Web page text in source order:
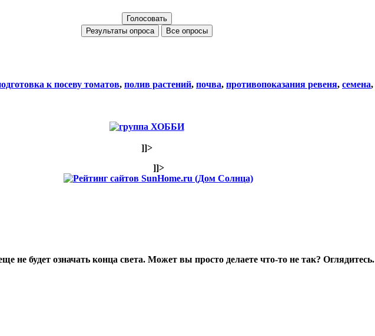
Все опросы
к посеву томатов, полив растений, почва, противопоказания ревеня, семена,
]]>
]]>
не будет означать конца света. Может вы просто делаете что-то не так? Оглядитесь.